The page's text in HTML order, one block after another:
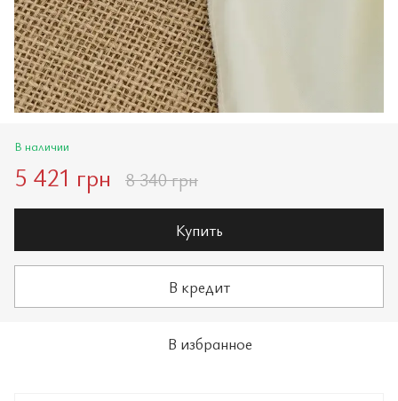
В наличии
5 421 грн 8 340 грн
Купить
В кредит
В избранное